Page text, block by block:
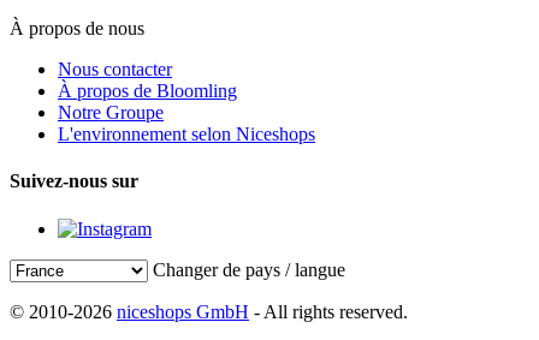
À propos de nous
Nous contacter
À propos de Bloomling
Notre Groupe
L'environnement selon Niceshops
Suivez-nous sur
Changer de pays / langue
© 2010-2026 niceshops GmbH - All rights reserved.